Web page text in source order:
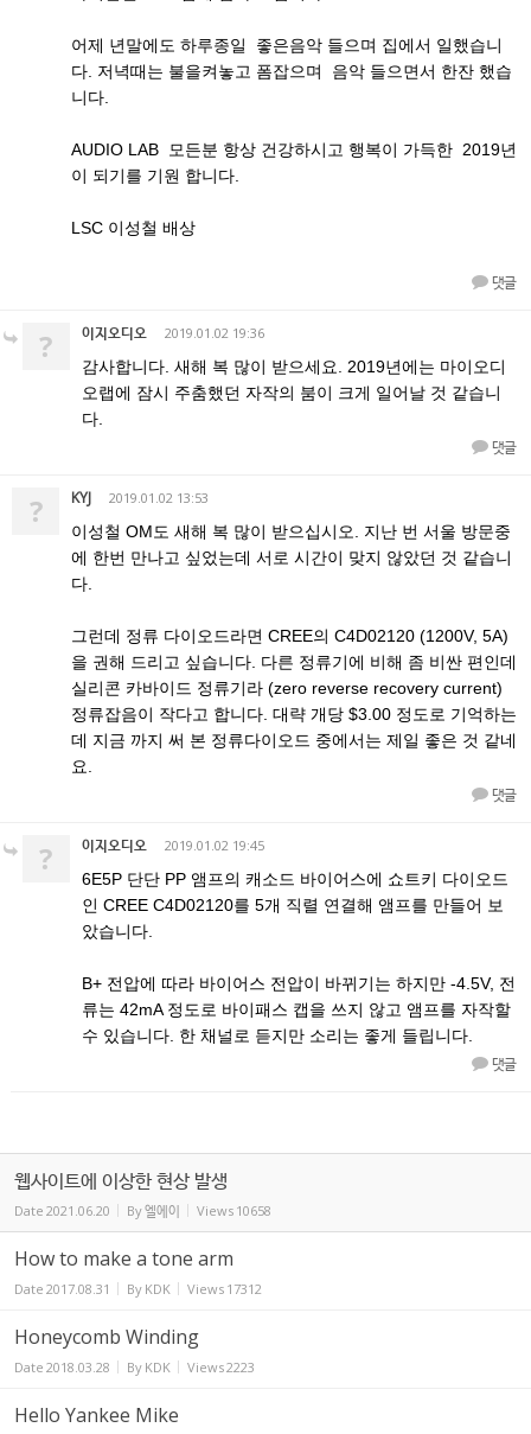
어제 년말에도 하루종일 좋은음악 들으며 집에서 일했습니
다. 저녁때는 불을켜놓고 폼잡으며 음악 들으면서 한잔 했습
니다.
AUDIO LAB 모든분 항상 건강하시고 행복이 가득한 2019년
이 되기를 기원 합니다.
LSC 이성철 배상
댓글
? 이지오디오 2019.01.02 19:36
감사합니다. 새해 복 많이 받으세요. 2019년에는 마이오디
오랩에 잠시 주춤했던 자작의 붐이 크게 일어날 것 같습니
다.
댓글
? KYJ 2019.01.02 13:53
이성철 OM도 새해 복 많이 받으십시오. 지난 번 서울 방문중
에 한번 만나고 싶었는데 서로 시간이 맞지 않았던 것 같습니
다.
그런데 정류 다이오드라면 CREE의 C4D02120 (1200V, 5A)
을 권해 드리고 싶습니다. 다른 정류기에 비해 좀 비싼 편인데
실리콘 카바이드 정류기라 (zero reverse recovery current)
정류잡음이 작다고 합니다. 대략 개당 $3.00 정도로 기억하는
데 지금 까지 써 본 정류다이오드 중에서는 제일 좋은 것 같네
요.
댓글
? 이지오디오 2019.01.02 19:45
6E5P 단단 PP 앰프의 캐소드 바이어스에 쇼트키 다이오드
인 CREE C4D02120를 5개 직렬 연결해 앰프를 만들어 보
았습니다.
B+ 전압에 따라 바이어스 전압이 바뀌기는 하지만 -4.5V, 전
류는 42mA 정도로 바이패스 캡을 쓰지 않고 앰프를 자작할
수 있습니다. 한 채널로 듣지만 소리는 좋게 들립니다.
댓글
웹사이트에 이상한 현상 발생
Date 2021.06.20 By엘에이 Views 10658
How to make a tone arm
Date 2017.08.31 By KDK Views 17312
Honeycomb Winding
Date 2018.03.28 By KDK Views2223
Hello Yankee Mike